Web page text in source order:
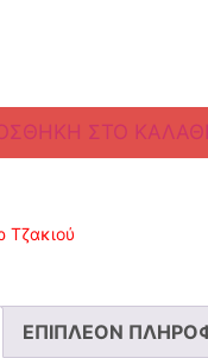
ΣΤΟ ΚΑΛΆΘΙ
Τζακιού
ΕΠΙΠΛΈΟΝ